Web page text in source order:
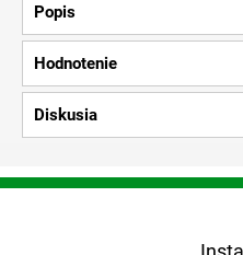
Popis
Hodnotenie
Diskusia
Z